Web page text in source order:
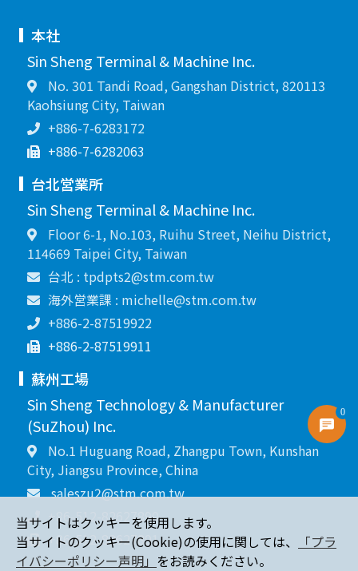
本社
Sin Sheng Terminal & Machine Inc.
No. 301 Tandi Road, Gangshan District, 820113
Kaohsiung City, Taiwan
+886-7-6283172
+886-7-6282063
台北営業所
Sin Sheng Terminal & Machine Inc.
Floor 6-1, No.103, Ruihu Street, Neihu District,
114669 Taipei City, Taiwan
台北 : tpdpts2@stm.com.tw
海外営業課 : michelle@stm.com.tw
+886-2-87519922
+886-2-87519911
蘇州工場
Sin Sheng Technology & Manufacturer
(SuZhou) Inc.
No.1 Huguang Road, Zhangpu Town, Kunshan
City, Jiangsu Province, China
saleszu2@stm.com.tw
+86-512-82627890
+86-512-82627891
当サイトはクッキーを使用します。
当サイトのクッキー(Cookie)の使用に関しては、
「プラ
イバシーポリシー声明」 をお読みください。
0